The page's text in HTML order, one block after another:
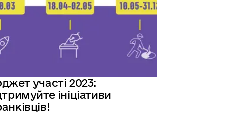
участі 2023:
ініціативи